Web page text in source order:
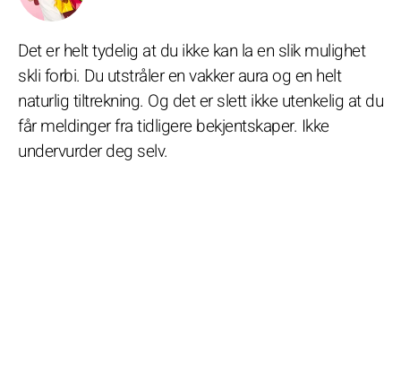
Det er helt tydelig at du ikke kan la en slik mulighet
skli forbi. Du utstråler en vakker aura og en helt
naturlig tiltrekning. Og det er slett ikke utenkelig at du
får meldinger fra tidligere bekjentskaper. Ikke
undervurder deg selv.